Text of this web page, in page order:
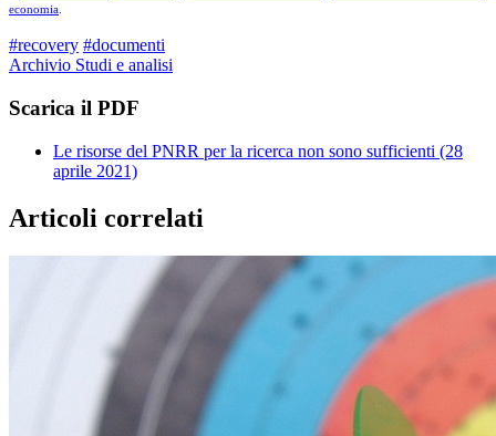
economia
#recovery #documenti
Archivio Studi e analisi
Scarica il PDF
Le risorse del PNRR per la ricerca non sono sufficienti (28
aprile 2021)
Articoli correlati